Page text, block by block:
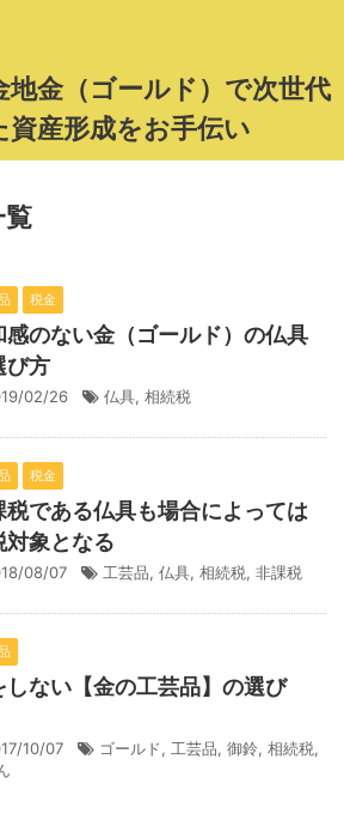
地金（ゴールド）で次世代
資産形成をお手伝い
覧
税金
感のない金（ゴールド）の仏具
び方
02/26 仏具, 相続税
税金
税である仏具も場合によっては
対象となる
08/07 工芸品, 仏具, 相続税, 非課税
しない【金の工芸品】の選び
10/07 ゴールド, 工芸品, 御鈴, 相続税,